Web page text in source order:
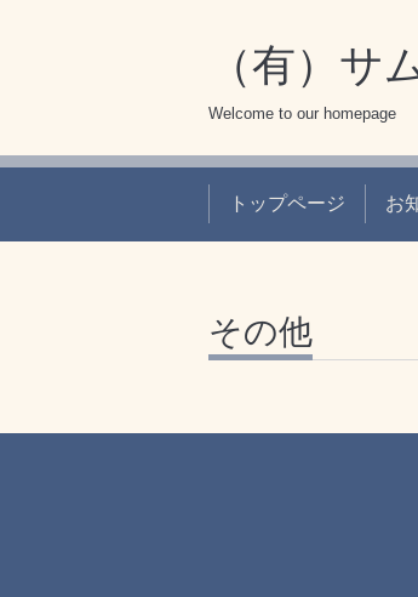
（有）サ
Welcome to our homepage
トップページ お
その他